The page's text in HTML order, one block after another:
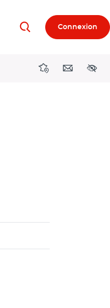
RechercherConnexion
DirectionsContact